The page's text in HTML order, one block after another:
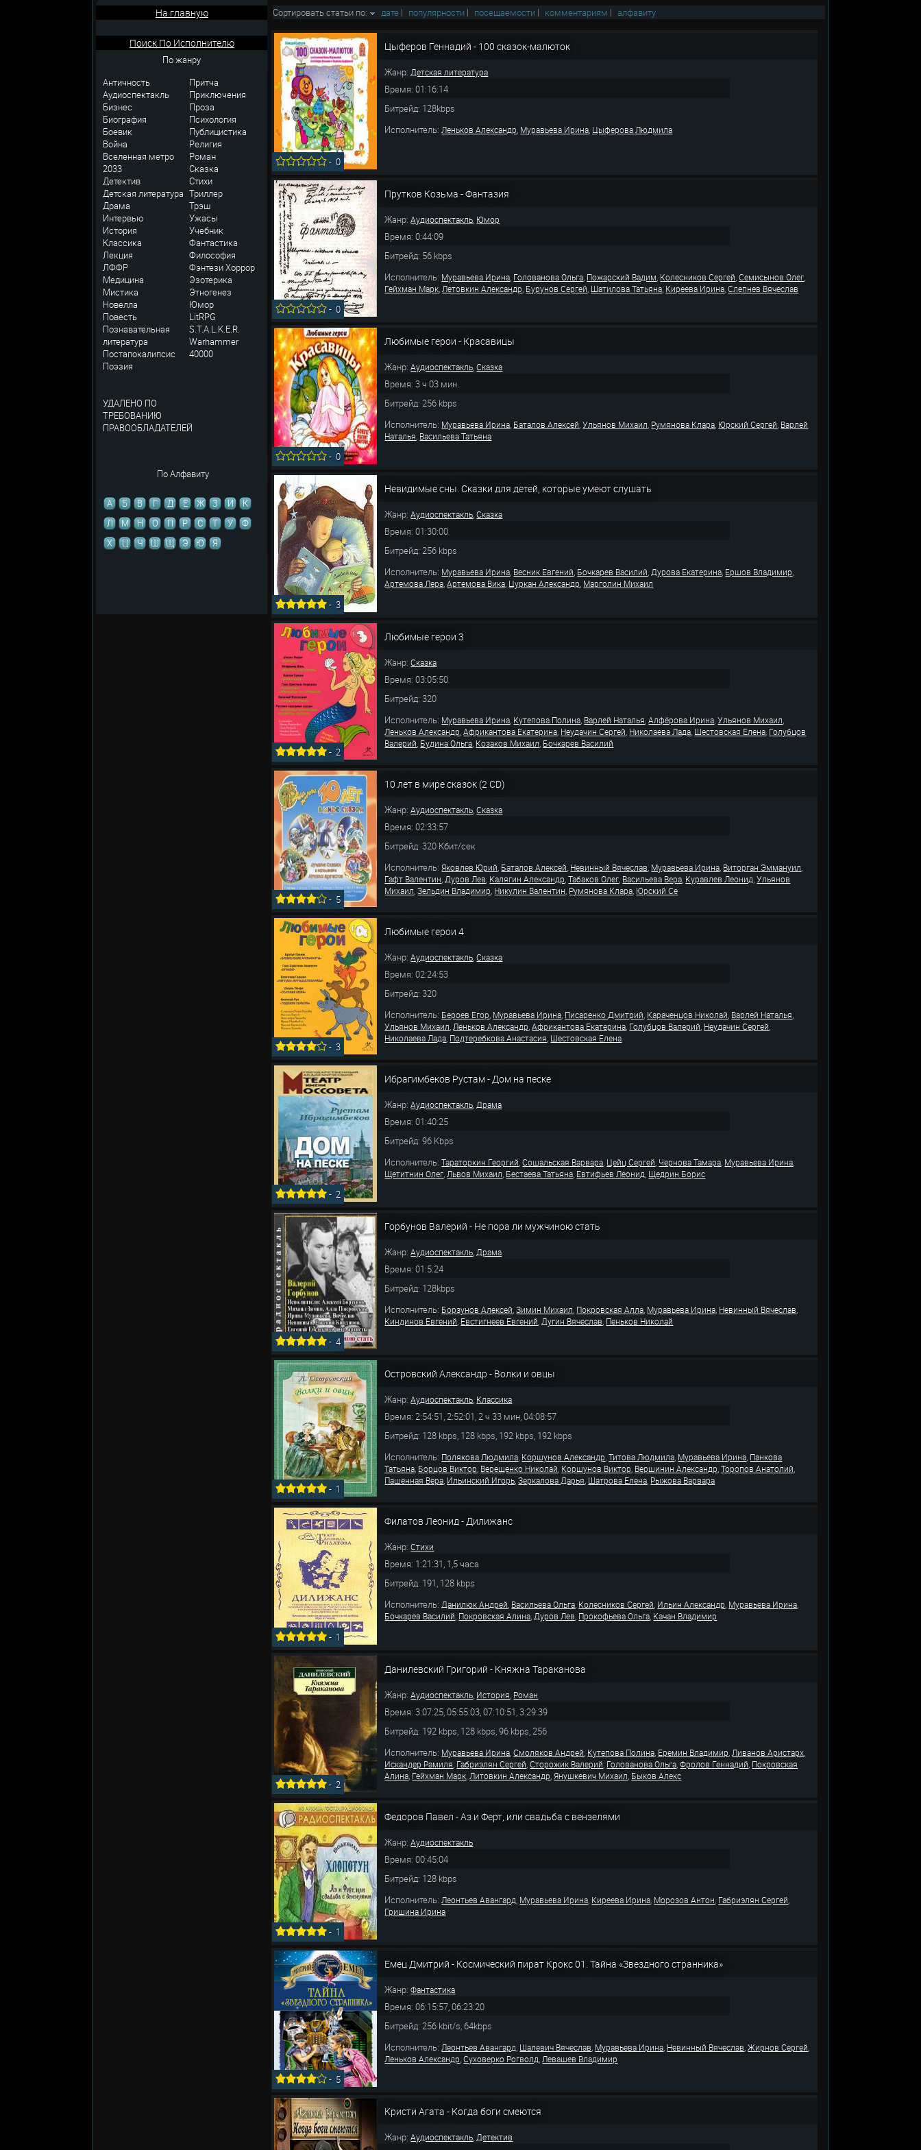
На главную
Поиск По Исполнителю
По жанру
Античность
Аудиоспектакль
Бизнес
Биография
Боевик
Война
Вселенная метро
2033
Детектив
Детская литература
Драма
Интервью
История
Классика
Лекция
ЛФФР
Медицина
Мистика
Новелла
Повесть
Познавательная
литература
Постапокалипсис
Поэзия
УДАЛЕНО ПО
ТРЕБОВАНИЮ
ПРАВООБЛАДАТЕЛЕЙ
Притча
Приключения
Проза
Психология
Публицистика
Религия
Роман
Сказка
Стихи
Триллер
Трэш
Ужасы
Учебник
Фантастика
Философия
ФэнтезиХоррор
Эзотерика
Этногенез
Юмор
LitRPG
S.T.A.L.K.E.R.
Warhammer
40000
По Алфавиту
А Б В Г Д Е Ж З И
К
Л
М Н О П Р С Т У
Ф
Х
Ц Ч Ш Щ Э Ю Я
Сортировать статьи по: дате | популярности | посещаемости | комментариям | алфавиту
-0
Цыферов Геннадий - 100 сказок-малюток
Жанр:Детская литература
Время: 01:16:14
Битрейд: 128kbps
Исполнитель:Леньков Александр, Муравьева Ирина, Цыферова Людмила
-0
Прутков Козьма - Фантазия
Жанр:Аудиоспектакль, Юмор
Время: 0:44:09
Битрейд: 56 kbps
Исполнитель: Муравьева Ирина, Голованова Ольга, Пожарский Вадим, Колесников Сергей,Семисынов Олег,
Гейхман Марк,Летовкин Александр, Бурунов Сергей, Шатилова Татьяна, Киреева Ирина,Слепнев Вячеслав
-0
Любимые герои - Красавицы
Жанр:Аудиоспектакль,Сказка
Время: 3 ч 03 мин.
Битрейд: 256 kbps
Исполнитель: Муравьева Ирина, Баталов Алексей,Ульянов Михаил, Румянова Клара, Юрский Сергей, Варлей
Наталья, Васильева Татьяна
-3
Невидимые сны. Сказки для детей, которые умеют слушать
Жанр:Аудиоспектакль,Сказка
Время: 01:30:00
Битрейд: 256 kbps
Исполнитель: Муравьева Ирина, Весник Евгений, Бочкарев Василий,Дурова Екатерина, Ершов Владимир,
Артемова Лера,Артемова Вика, Цуркан Александр, Марголин Михаил
-2
Любимые герои 3
Жанр:Сказка
Время: 03:05:50
Битрейд: 320
Исполнитель: Муравьева Ирина Кутепова Полина Варлей Наталья ,Алфёрова Ирина ,Ульянов Михаил
Леньков Александр ,Африкантова Екатерина Неудачин Сергей Николаева Лада Шестовская Елена Голубцов
Валерий Будина Ольга Козаков Михаил Бочкарев Василий
- 5
10 лет в мире сказок (2 CD)
Жанр:Аудиоспектакль,Сказка
Время: 02:33:57
Битрейд: 320 Кбит/сек
Исполнитель:Яковлев Юрий, Баталов Алексей, Невинный Вячеслав, Муравьева Ирина, Виторган Эммануил,
Гафт Валентин,Дуров Лев, Калягин Александр,Табаков Олег, Васильева Вера, Куравлев Леонид,Ульянов
Михаил,Зельдин Владимир, Никулин Валентин, Румянова Клара, Юрский Се
-3
Любимые герои 4
Жанр:Аудиоспектакль,Сказка
Время: 02:24:53
Битрейд: 320
Исполнитель: Бероев Егор, Муравьева Ирина, Писаренко Дмитрий, Караченцов Николай, Варлей Наталья,
Ульянов Михаил,Леньков Александр,Африкантова Екатерина, Голубцов Валерий, Неудачин Сергей,
Николаева Лада, Подтеребкова Анастасия, Шестовская Елена
-2
Ибрагимбеков Рустам - Дом на песке
Жанр:Аудиоспектакль,Драма
Время: 01:40:25
Битрейд: 96 Kbps
Исполнитель:Тараторкин Георгий,Сошальская Варвара, Цейц Сергей, Чернова Тамара, Муравьева Ирина,
Щетитнин Олег,Львов Михаил, Бестаева Татьяна, Евтифьев Леонид, Щедрин Борис
-4
Горбунов Валерий - Не пора ли мужчиною стать
Жанр:Аудиоспектакль,Драма
Время: 01:5:24
Битрейд: 128kbps
Исполнитель: Борзунов Алексей,Зимин Михаил, Покровская Алла, Муравьева Ирина, Невинный Вячеслав,
Киндинов Евгений, Евстигнеев Евгений,Дугин Вячеслав, Пеньков Николай
- 1
Островский Александр - Волки и овцы
Жанр:Аудиоспектакль, Классика
Время: 2:54:51, 2:52:01, 2 ч 33 мин, 04:08:57
Битрейд: 128 kbps, 128 kbps, 192 kbps, 192 kbps
Исполнитель: Полякова Людмила, Коршунов Александр,Титова Людмила, Муравьева Ирина, Панкова
Татьяна, Борцов Виктор, Верещенко Николай, Коршунов Виктор, Вершинин Александр,Торопов Анатолий,
Пашенная Вера, Ильинский Игорь,Зеркалова Дарья, Шатрова Елена, Рыжова Варвара
- 1
Филатов Леонид - Дилижанс
Жанр:Стихи
Время: 1:21:31, 1,5 часа
Битрейд: 191, 128 kbps
Исполнитель:Данилюк Андрей, Васильева Ольга, Колесников Сергей, Ильин Александр, Муравьева Ирина,
Бочкарев Василий, Покровская Алина,Дуров Лев, Прокофьева Ольга, Качан Владимир
-2
Данилевский Григорий - Княжна Тараканова
Жанр:Аудиоспектакль История Роман
Время: 3:07:25, 05:55:03, 07:10:51, 3:29:39
Битрейд: 192 kbps, 128 kbps, 96 kbps, 256
Исполнитель: Муравьева Ирина ,Смоляков Андрей Кутепова Полина Еремин Владимир Ливанов Аристарх
Искандер Рамиля Габриэлян Сергей ,Сторожик Валерий Голованова Ольга ,Фролов Геннадий Покровская
Алина Гейхман Марк Литовкин Александр Янушкевич Михаил Быков Алекс
- 1
Федоров Павел - Аз и Ферт, или свадьба с вензелями
Жанр:Аудиоспектакль
Время: 00:45:04
Битрейд: 128 kbps
Исполнитель:Леонтьев Авангард, Муравьева Ирина, Киреева Ирина, Морозов Антон, Габриэлян Сергей,
Гришина Ирина
- 5
Емец Дмитрий - Космический пират Крокс 01. Тайна «Звездного странника»
Жанр:Фантастика
Время: 06:15:57, 06:23:20
Битрейд: 256 kbit/s, 64kbps
Исполнитель:Леонтьев Авангард, Шалевич Вячеслав, Муравьева Ирина, Невинный Вячеслав,Жирнов Сергей,
Леньков Александр,Суховерко Рогволд,Левашев Владимир
Кристи Агата - Когда боги смеются
Жанр:Аудиоспектакль,Детектив